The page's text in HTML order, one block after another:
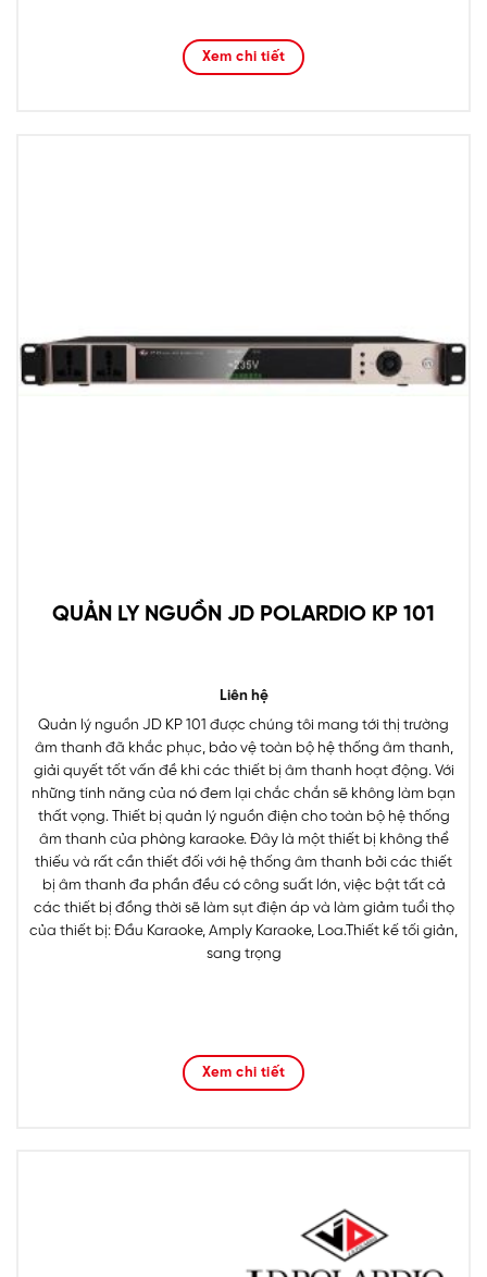
Xem chi tiết
QUẢN LY NGUỒN JD POLARDIO KP 101
Liên hệ
Quản lý nguồn JD KP 101 được chúng tôi mang tới thị trường
âm thanh đã khắc phục, bảo vệ toàn bộ hệ thống âm thanh,
giải quyết tốt vấn đề khi các thiết bị âm thanh hoạt động. Với
những tính năng của nó đem lại chắc chắn sẽ không làm bạn
thất vọng. Thiết bị quản lý nguồn điện cho toàn bộ hệ thống
âm thanh của phòng karaoke. Đây là một thiết bị không thể
thiếu và rất cần thiết đối với hệ thống âm thanh bởi các thiết
bị âm thanh đa phần đều có công suất lớn, việc bật tất cả
các thiết bị đồng thời sẽ làm sụt điện áp và làm giảm tuổi thọ
của thiết bị: Đầu Karaoke, Amply Karaoke, Loa.Thiết kế tối giản,
sang trọng
Xem chi tiết